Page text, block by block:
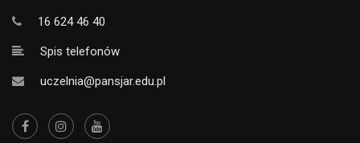
16 624 46 40
Spis telefonów
uczelnia@pansjar.edu.pl